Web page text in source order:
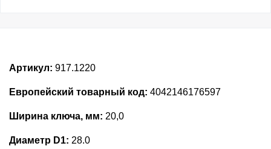
Артикул: 917.1220
Европейский товарный код: 4042146176597
Ширина ключа, мм: 20,0
Диаметр D1: 28.0